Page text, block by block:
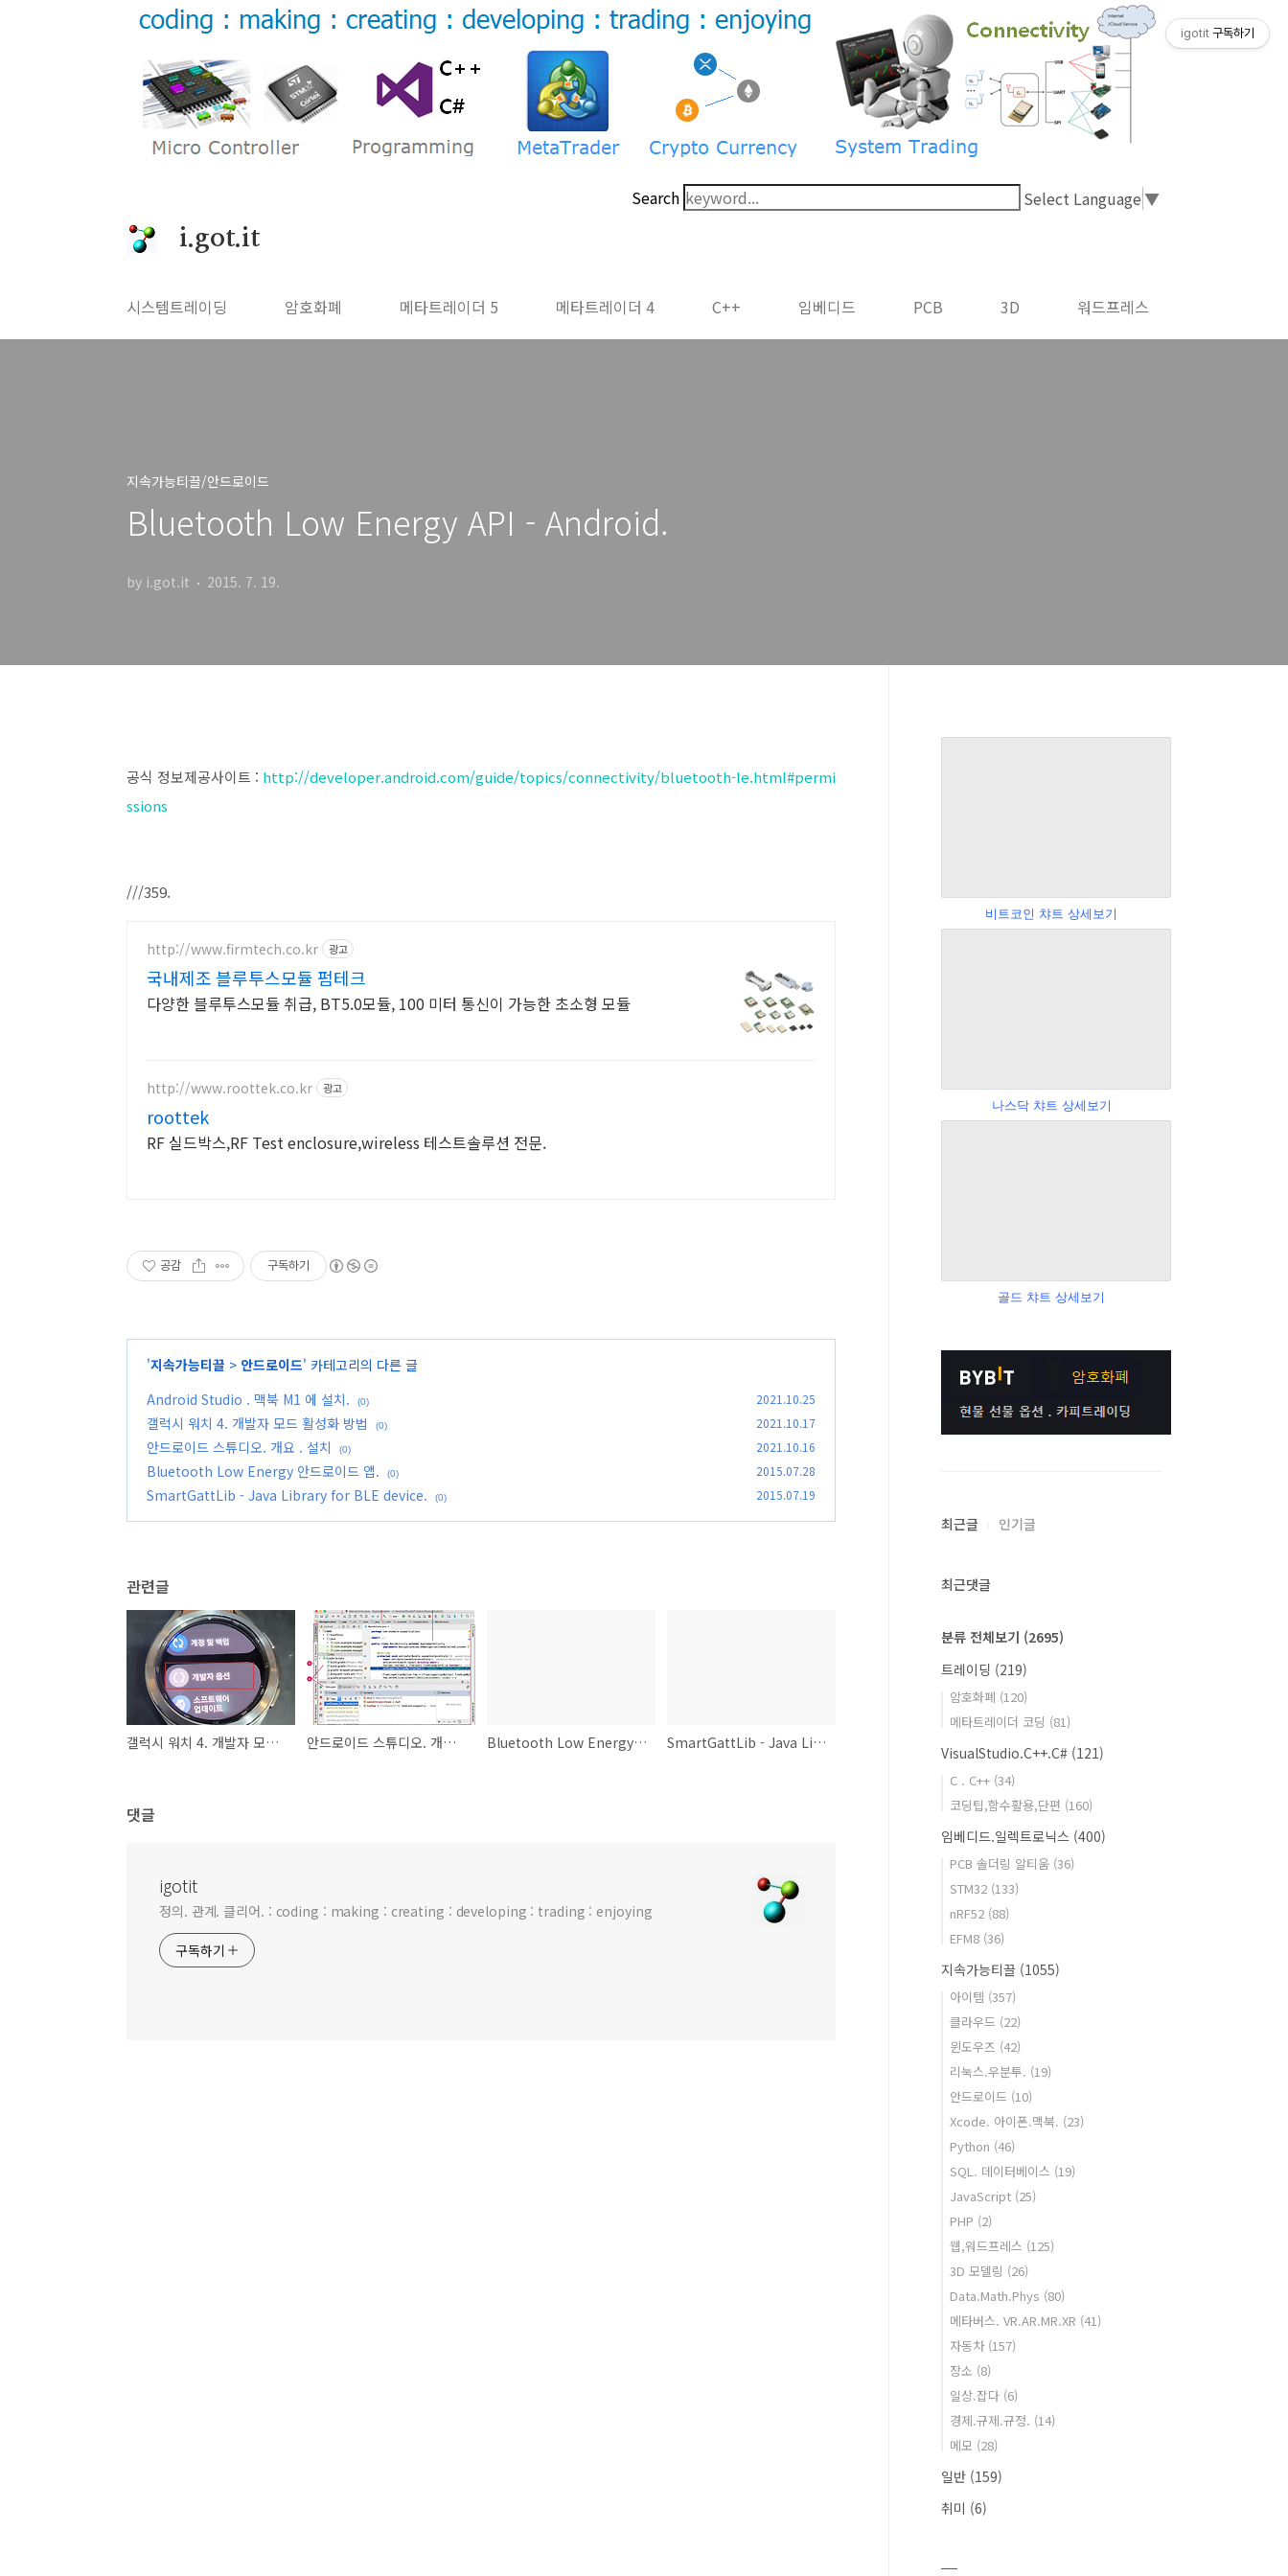
Search Select Language▼
i.got.it
시스템트레이딩 암호화폐 메타트레이더 5 메타트레이더 4 C++ 임베디드 PCB 3D 워드프레스
지속가능티끌/안드로이드
Bluetooth Low Energy API - Android.
by i.got.it 2015. 7. 19.
공식 정보제공사이트 : http://developer.android.com/guide/topics/connectivity/bluetooth-le.html#permi
ssions
///359.
http://www.firmtech.co.kr 광고
국내제조 블루투스모듈 펌테크
다양한 블루투스모듈 취급, BT5.0모듈, 100 미터 통신이 가능한 초소형 모듈
http://www.roottek.co.kr 광고
roottek
RF 실드박스,RF Test enclosure,wireless 테스트솔루션 전문.
공감 구독하기
'지속가능티끌 > 안드로이드' 카테고리의 다른 글
Android Studio . 맥북 M1 에 설치.
(0) 2021.10.25
갤럭시 워치 4. 개발자 모드 활성화 방법 (0) 2021.10.17
안드로이드 스튜디오. 개요 . 설치 (0) 2021.10.16
Bluetooth Low Energy 안드로이드 앱. (0) 2015.07.28
SmartGattLib - Java Library for BLE device. (0) 2015.07.19
관련글
갤럭시 워치 4. 개발자 모드 활성화 방법 안드로이드 스튜디오. 개요 . 설치 Bluetooth Low Energy 안드로이드 앱. SmartGattLib - Java Library for BLE device.
댓글
igotit
정의. 관계. 클리어. : coding : making : creating : developing : trading : enjoying
구독하기
비트코인 챠트 상세보기
나스닥 챠트 상세보기
골드 챠트 상세보기
최근글 인기글
최근댓글
분류 전체보기 (2695)
트레이딩 (219)
암호화폐 (120)
메타트레이더 코딩 (81)
VisualStudio.C++.C# (121)
C . C++ (34)
코딩팁,함수활용,단편 (160)
임베디드.일렉트로닉스 (400)
PCB 솔더링 알티움 (36)
STM32 (133)
nRF52 (88)
EFM8 (36)
지속가능티끌 (1055)
아이템 (357)
클라우드 (22)
윈도우즈 (42)
리눅스.우분투. (19)
안드로이드 (10)
Xcode. 아이폰.맥북. (23)
Python (46)
SQL. 데이터베이스 (19)
JavaScript (25)
PHP (2)
웹,워드프레스 (125)
3D 모델링 (26)
Data.Math.Phys (80)
메타버스. VR.AR.MR.XR (41)
자동차 (157)
장소 (8)
일상.잡다 (6)
경제.규제.규정. (14)
메모 (28)
일반 (159)
취미 (6)
igotit 구독하기